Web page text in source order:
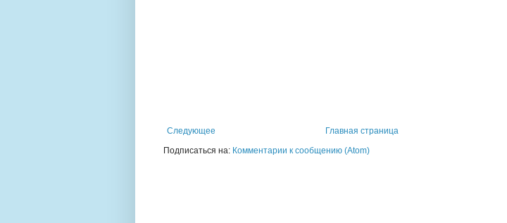
Следующее
Главная страница
Подписаться на: Комментарии к сообщению (Atom)